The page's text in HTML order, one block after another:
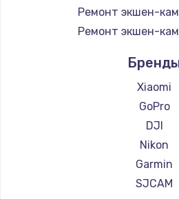
Ремонт экшен-
Ремонт экшен-
Xiaomi
GoPro
DJI
Nikon
Garmin
SJCAM